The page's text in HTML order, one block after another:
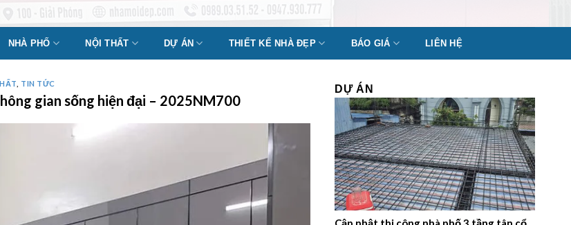
NHÀ PHỐ NỘI THẤT DỰ ÁN THIẾT KẾ NHÀ ĐẸP BÁO GIÁ LIÊN HỆ
TIN TỨC
gian sống hiện đại – 2025NM700
DỰ ÁN